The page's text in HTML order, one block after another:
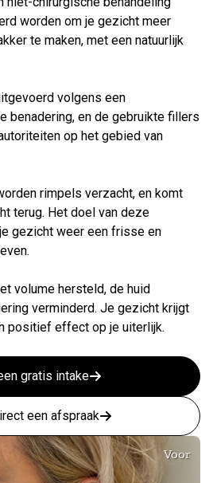
worden om je gezicht meer
te maken, met een natuurlijk
volgens een
benadering, en de gebruikte fillers
op het gebied van
rimpels verzacht, en komt
terug. Het doel van deze
gezicht weer een frisse en
volume hersteld, de huid
verminderd. Je gezicht krijgt
positief effect op je uiterlijk.
gratis intake
een afspraak
Voor